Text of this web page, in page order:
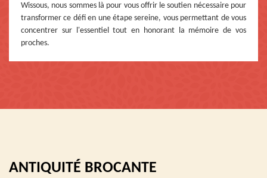
Wissous, nous sommes là pour vous offrir le soutien nécessaire pour
transformer ce défi en une étape sereine, vous permettant de vous
concentrer sur l'essentiel tout en honorant la mémoire de vos
proches.
ANTIQUITÉ BROCANTE